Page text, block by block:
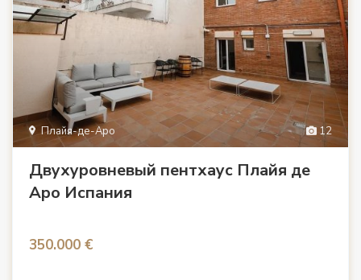
12
Плайя-де-Аро
Двухуровневый пентхаус Плайя де
Аро Испания
350.000 €